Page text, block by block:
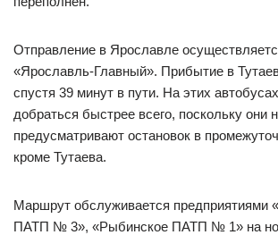
Отправление в Ярославле
«Ярославль-Главный». Прибытие в
спустя 39 минут в пути. На этих
добраться быстрее всего, поскольку они
предусматривают остановок в
кроме Тутаева.
Маршрут обслуживается предприятиями
ПАТП № 3», «Рыбинское ПАТП № 1» на